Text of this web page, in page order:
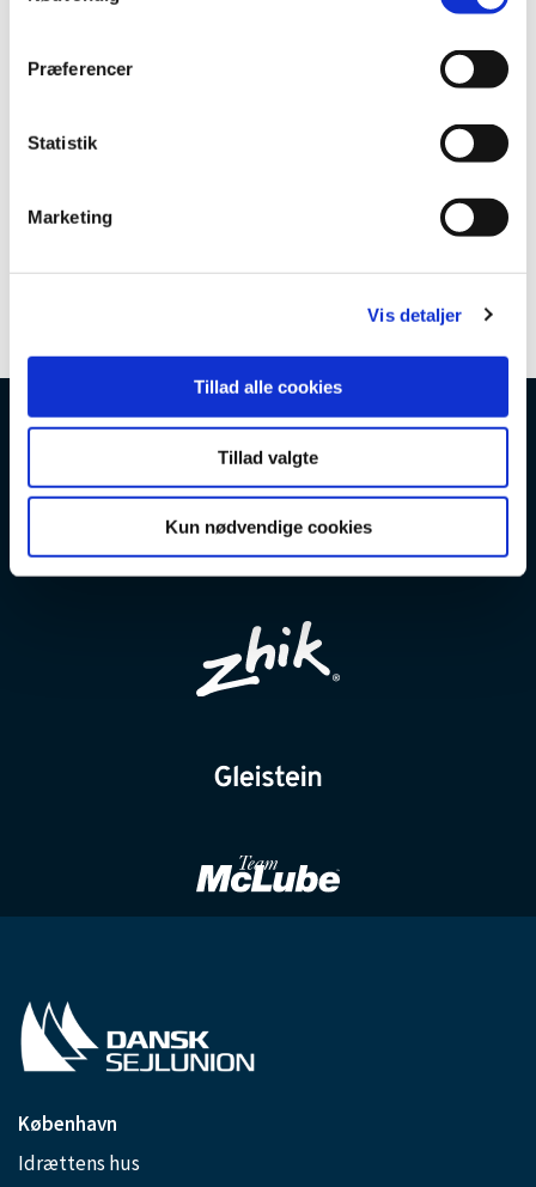
Præferencer
Statistik
Marketing
Vis detaljer
Tillad alle cookies
Tillad valgte
Kun nødvendige cookies
København
Idrættens hus